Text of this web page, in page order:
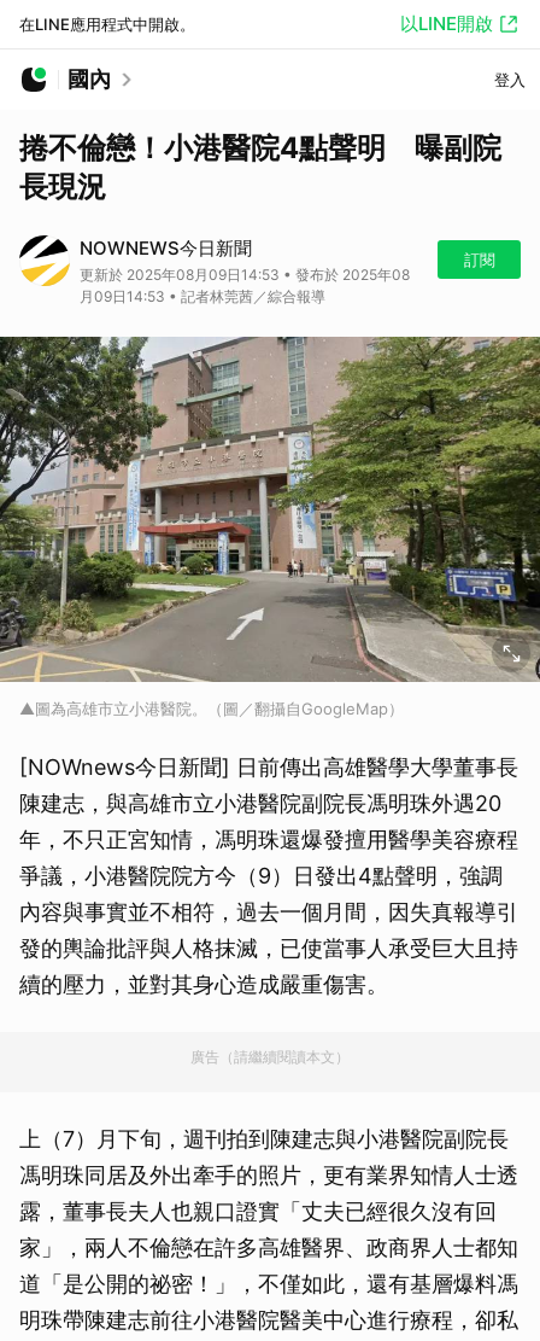
在LINE應用程式中開啟。 以LINE開啟
國內 登入
捲不倫戀！小港醫院4點聲明 曝副院
長現況
NOWNEWS今日新聞
更新於 2025年08月09日14:53 • 發布於 2025年08
月09日14:53 • 記者林莞茜／綜合報導
訂閱
▲圖為高雄市立小港醫院。（圖／翻攝自GoogleMap）
[NOWnews今日新聞] 日前傳出高雄醫學大學董事長
陳建志，與高雄市立小港醫院副院長馮明珠外遇20
年，不只正宮知情，馮明珠還爆發擅用醫學美容療程
爭議，小港醫院院方今（9）日發出4點聲明，強調
內容與事實並不相符，過去一個月間，因失真報導引
發的輿論批評與人格抹滅，已使當事人承受巨大且持
續的壓力，並對其身心造成嚴重傷害。
廣告（請繼續閱讀本文）
上（7）月下旬，週刊拍到陳建志與小港醫院副院長
馮明珠同居及外出牽手的照片，更有業界知情人士透
露，董事長夫人也親口證實「丈夫已經很久沒有回
家」，兩人不倫戀在許多高雄醫界、政商界人士都知
道「是公開的祕密！」，不僅如此，還有基層爆料馮
明珠帶陳建志前往小港醫院醫美中心進行療程，卻私